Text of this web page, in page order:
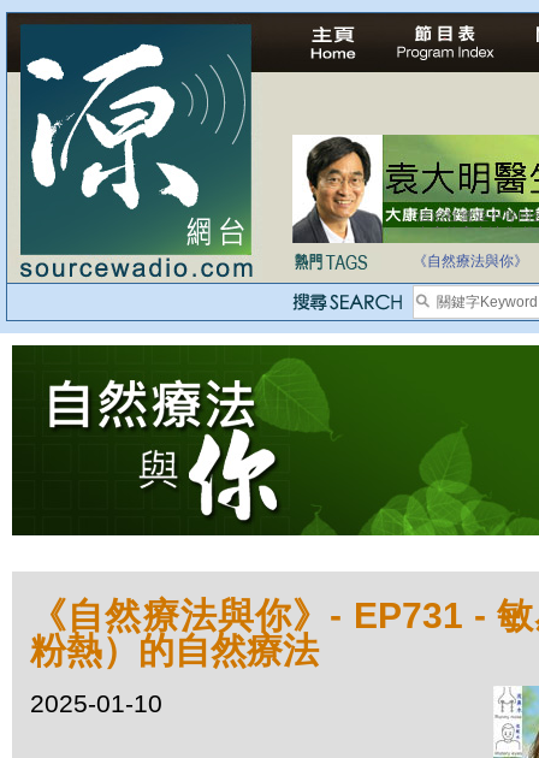
自家教育合法化-
《自然療法與你》
《自然療法與你》- EP731 -
粉熱）的自然療法
2025-01-10